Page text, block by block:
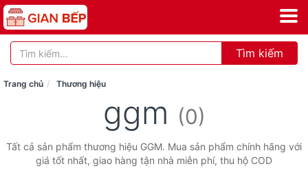
Tìm kiếm
Trang chủ Thương hiệu
ggm (0)
Tất cả sản phẩm thương hiệu GGM. Mua sản phẩm chính hãng với
giá tốt nhất, giao hàng tận nhà miễn phí, thu hộ COD